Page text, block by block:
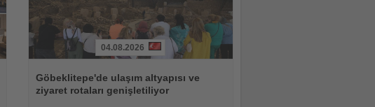
Oku
04.08.2026
Göbeklitepe'de ulaşım altyapısı ve
ziyaret rotaları genişletiliyor